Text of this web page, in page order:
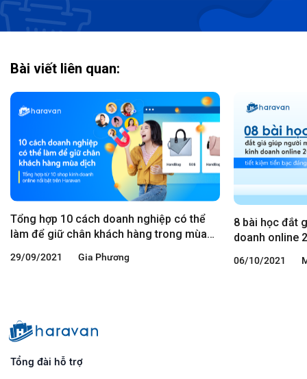
Bài viết liên quan:
Tổng hợp 10 cách doanh nghiệp có thể
làm để giữ chân khách hàng trong mùa
29/09/2021 Gia Phương
8 bài học đắt
doanh online
06/10/2021
Tổng đài hỗ trợ